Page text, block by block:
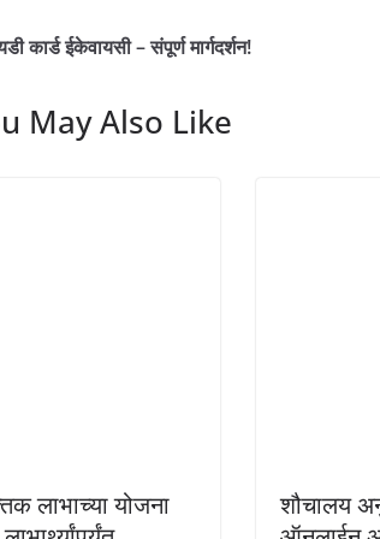
कार्ड ईकेवायसी – संपूर्ण मार्गदर्शन!
May Also Like
लाभाच्या योजना
शौचालय